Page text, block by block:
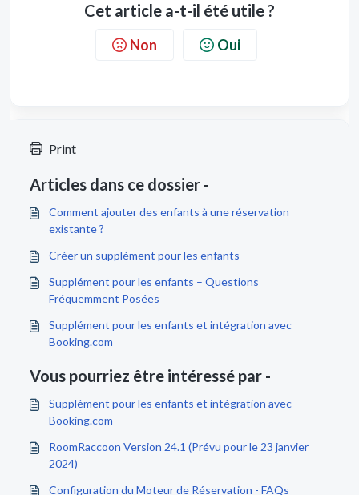
Cet article a-t-il été utile ?
Non Oui
Print
Articles dans ce dossier -
Comment ajouter des enfants à une réservation
existante ?
Créer un supplément pour les enfants
Supplément pour les enfants – Questions
Fréquemment Posées
Supplément pour les enfants et intégration avec
Booking.com
Vous pourriez être intéressé par -
Supplément pour les enfants et intégration avec
Booking.com
RoomRaccoon Version 24.1 (Prévu pour le 23 janvier
2024)
Configuration du Moteur de Réservation - FAQs